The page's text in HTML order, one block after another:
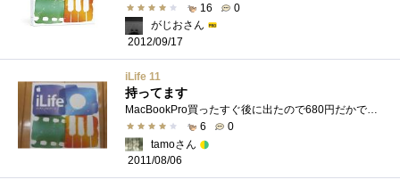
16
0
がじおさん
2012/09/17
iLife 11
持ってます
6
0
tamoさん
2011/08/06